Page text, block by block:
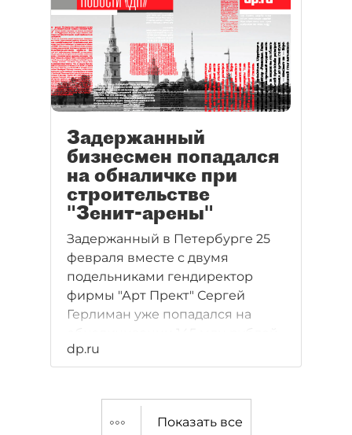
Задержанный
бизнесмен попадался
на обналичке при
строительстве
"Зенит-арены"
Задержанный в Петербурге 25
февраля вместе с двумя
подельниками гендиректор
фирмы "Арт Прект" Сергей
Герлиман уже попадался на
при строительстве стадиона
"Зенит-арена".
dp.ru
Показать все